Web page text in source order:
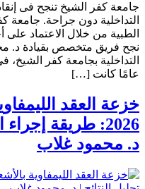
جامعة كفر الشيخ تنجح فى
التداخلية دون جراحة. جامعة
الطبية من خلال الاعتماد على
نجح فريق متخصص بقيادة د.
عامًا كانت […]
خزعة العقد
2026: طريقة
د. محمود غلاب